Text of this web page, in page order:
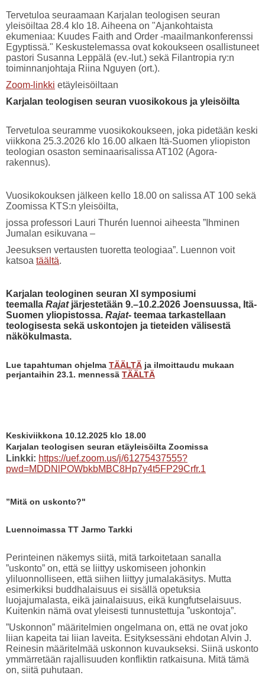
Tervetuloa seuraamaan Karjalan teologisen seuran
yleisöiltaa 28.4 klo 18. Aiheena on "Ajankohtaista
ekumeniaa: Kuudes Faith and Order -maailmankonferenssi
Egyptissä." Keskustelemassa ovat kokoukseen osallistuneet
pastori Susanna Leppälä (ev.-lut.) sekä Filantropia ry:n
toiminnanjohtaja Riina Nguyen (ort.).
Zoom-linkki etäyleisöiltaan
Karjalan teologisen seuran vuosikokous ja yleisöilta
Tervetuloa seuramme vuosikokoukseen, joka pidetään keski
viikkona 25.3.2026 klo 16.00 alkaen Itä-Suomen yliopiston
teologian osaston seminaarisalissa AT102 (Agora-
rakennus).
Vuosikokouksen jälkeen kello 18.00 on salissa AT 100 sekä
Zoomissa KTS:n yleisöilta,
jossa professori Lauri Thurén luennoi aiheesta ”Ihminen
Jumalan esikuvana –
Jeesuksen vertausten tuoretta teologiaa”. Luennon voit
katsoa täältä.
Karjalan teologinen seuran XI symposiumi
teemalla Rajatjärjestetään 9.–10.2.2026 Joensuussa, Itä-
Suomen yliopistossa. Rajat- teemaa tarkastellaan
teologisesta sekä uskontojen ja tieteiden välisestä
näkökulmasta.
Lue tapahtuman ohjelma TÄÄLTÄ ja ilmoittaudu mukaan
perjantaihin 23.1. mennessä TÄÄLTÄ
Keskiviikkona 10.12.2025 klo 18.00
Karjalan teologisen seuran etäyleisöilta Zoomissa
Linkki: https://uef.zoom.us/j/61275437555?
pwd=MDDNlPOWbkbMBC8Hp7y4t5FP29Crfr.1​
”Mitä on uskonto?"
Luennoimassa TT Jarmo Tarkki
Perinteinen näkemys siitä, mitä tarkoitetaan sanalla
”uskonto” on, että se liittyy uskomiseen johonkin
yliluonnolliseen, että siihen liittyy jumalakäsitys. Mutta
esimerkiksi buddhalaisuus ei sisällä opetuksia
luojajumalasta, eikä jainalaisuus, eikä kungfutselaisuus.
Kuitenkin nämä ovat yleisesti tunnustettuja ”uskontoja”.
”Uskonnon” määritelmien ongelmana on, että ne ovat joko
liian kapeita tai liian laveita. Esityksessäni ehdotan Alvin J.
Reinesin määritelmää uskonnon kuvaukseksi. Siinä uskonto
ymmärretään rajallisuuden konfliktin ratkaisuna. Mitä tämä
on, siitä puhutaan.